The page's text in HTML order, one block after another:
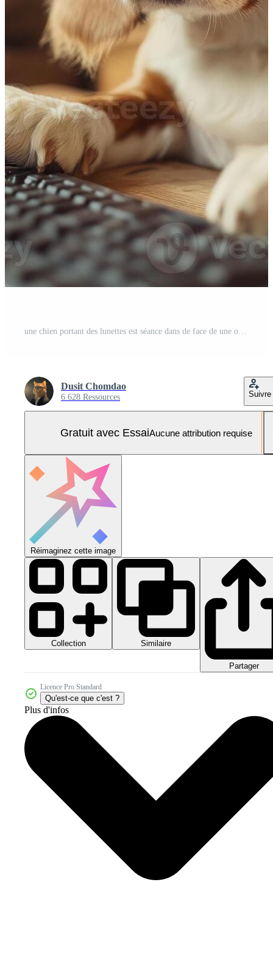
une chien portant des lunettes est séance dans de face de une ordinateur clavier Photo Pro
Dusit Chomdao
6 628 Ressources Suivre
Gratuit avec EssaiAucune attribution requise
Réimaginez cette image
Collection Similaire
Partager
Licence Pro Standard
Qu'est-ce que c'est ?
Plus d'infos